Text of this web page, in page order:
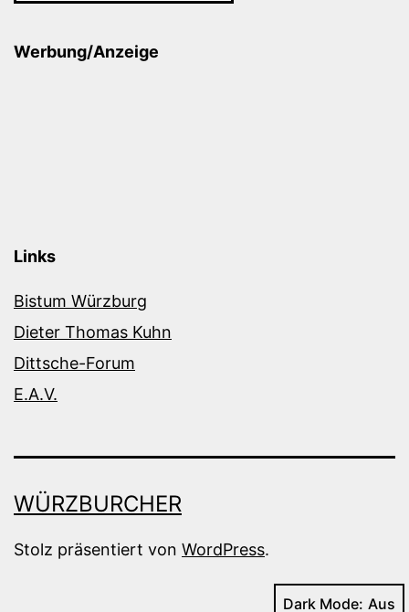
Werbung/Anzeige
Links
Bistum Würzburg
Dieter Thomas Kuhn
Dittsche-Forum
E.A.V.
WÜRZBURCHER
Stolz präsentiert von WordPress.
Dark Mode: